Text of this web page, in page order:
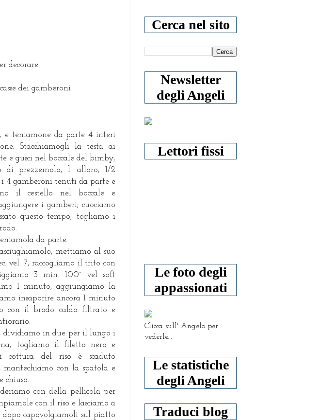
decorare
dei gamberoni
e teniamone da parte 4 interi
Stacchiamogli la testa ai
e gusci nel boccale del bimby,
di prezzemolo, l' alloro, 1/2
4 gamberoni tenuti da parte e
il cestello nel boccale e
i gamberi; cuociamo
questo tempo, togliamo i
da parte.
mettiamo al suo
vel. 7, raccogliamo il trito con
3 min. 100° vel soft
1 minuto, aggiungiamo la
insaporire ancora 1 minuto
con il brodo caldo filtrato e
dividiamo in due per il lungo i
togliamo il filetto nero e
del riso è scaduto
con la spatola e
chiuso.
con della pellicola per
con il riso e lasciamo a
capovolgiamoli sul piatto
Cerca nel sito
Newsletter
degli Angeli
Lettori fissi
Le foto degli
appassionati
Clicca sull' Angelo per
vederle...
Le statistiche
degli Angeli
Traduci blog